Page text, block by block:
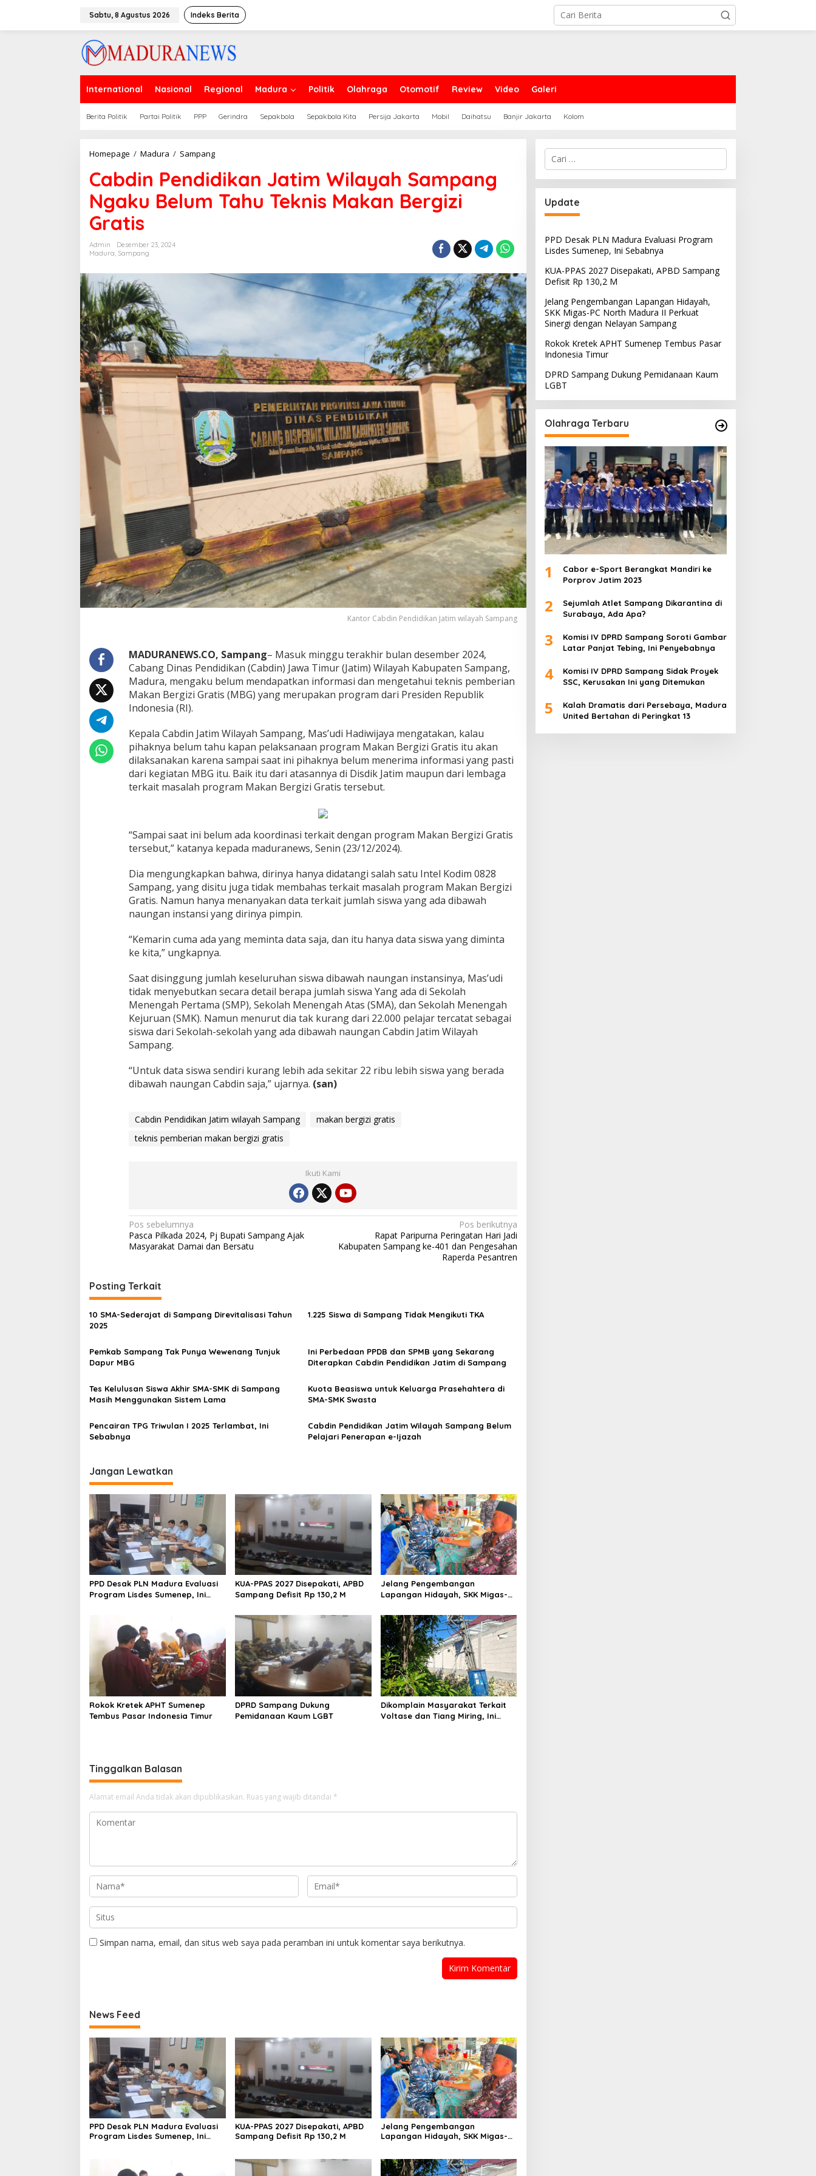
Sabtu, 8 Agustus 2026 Indeks Berita
International Nasional Regional Madura Politik Olahraga Otomotif Review Video Galeri
Berita Politik Partai Politik PPP Gerindra Sepakbola Sepakbola Kita Persija Jakarta Mobil Daihatsu Banjir Jakarta Kolom
Homepage / Madura / SampangCabdin
Jatim
Wilayah
Sampang
Ngaku
Gratis
Cabdin Pendidikan Jatim Wilayah Sampang
Ngaku Belum Tahu Teknis Makan Bergizi
Gratis
Admin
Desember 23, 2024
Madura, Sampang
Kantor Cabdin Pendidikan Jatim wilayah Sampang
MADURANEWS.CO, Sampang– Masuk minggu terakhir bulan desember 2024,
Cabang Dinas Pendidikan (Cabdin) Jawa Timur (Jatim) Wilayah Kabupaten Sampang,
Madura, mengaku belum mendapatkan informasi dan mengetahui teknis pemberian
Makan Bergizi Gratis (MBG) yang merupakan program dari Presiden Republik
Indonesia (RI).
Kepala Cabdin Jatim Wilayah Sampang, Mas’udi Hadiwijaya mengatakan, kalau
pihaknya belum tahu kapan pelaksanaan program Makan Bergizi Gratis itu akan
dilaksanakan karena sampai saat ini pihaknya belum menerima informasi yang pasti
dari kegiatan MBG itu. Baik itu dari atasannya di Disdik Jatim maupun dari lembaga
terkait masalah program Makan Bergizi Gratis tersebut.
“Sampai saat ini belum ada koordinasi terkait dengan program Makan Bergizi Gratis
tersebut,” katanya kepada maduranews, Senin (23/12/2024).
Dia mengungkapkan bahwa, dirinya hanya didatangi salah satu Intel Kodim 0828
Sampang, yang disitu juga tidak membahas terkait masalah program Makan Bergizi
Gratis. Namun hanya menanyakan data terkait jumlah siswa yang ada dibawah
naungan instansi yang dirinya pimpin.
“Kemarin cuma ada yang meminta data saja, dan itu hanya data siswa yang diminta
ke kita,” ungkapnya.
Saat disinggung jumlah keseluruhan siswa dibawah naungan instansinya, Mas’udi
tidak menyebutkan secara detail berapa jumlah siswa Yang ada di Sekolah
Menengah Pertama (SMP), Sekolah Menengah Atas (SMA), dan Sekolah Menengah
Kejuruan (SMK). Namun menurut dia tak kurang dari 22.000 pelajar tercatat sebagai
siswa dari Sekolah-sekolah yang ada dibawah naungan Cabdin Jatim Wilayah
Sampang.
“Untuk data siswa sendiri kurang lebih ada sekitar 22 ribu lebih siswa yang berada
dibawah naungan Cabdin saja,” ujarnya. (san)
Cabdin Pendidikan Jatim wilayah Sampang
makan bergizi gratis
teknis pemberian makan bergizi gratis
Ikuti Kami
Navigasi
pos
Pos sebelumnya
Pasca Pilkada 2024, Pj Bupati Sampang Ajak
Masyarakat Damai dan Bersatu
Pos berikutnya
Rapat Paripurna Peringatan Hari Jadi
Kabupaten Sampang ke-401 dan Pengesahan
Raperda Pesantren
Posting Terkait
10 SMA-Sederajat di Sampang Direvitalisasi Tahun
2025
1.225 Siswa di Sampang Tidak Mengikuti TKA
Pemkab Sampang Tak Punya Wewenang Tunjuk
Dapur MBG
Ini Perbedaan PPDB dan SPMB yang Sekarang
Diterapkan Cabdin Pendidikan Jatim di Sampang
Tes Kelulusan Siswa Akhir SMA-SMK di Sampang
Masih Menggunakan Sistem Lama
Kuota Beasiswa untuk Keluarga Prasehahtera di
SMA-SMK Swasta
Pencairan TPG Triwulan I 2025 Terlambat, Ini
Sebabnya
Cabdin Pendidikan Jatim Wilayah Sampang Belum
Pelajari Penerapan e-Ijazah
Jangan Lewatkan
PPD Desak PLN Madura Evaluasi
Program Lisdes Sumenep, Ini
KUA-PPAS 2027 Disepakati, APBD
Sampang Defisit Rp 130,2 M
Jelang Pengembangan
Lapangan Hidayah, SKK Migas-
Sinergi dengan Nelayan
Sampang
Rokok Kretek APHT Sumenep
Tembus Pasar Indonesia Timur
DPRD Sampang Dukung
Pemidanaan Kaum LGBT
Dikomplain Masyarakat Terkait
Voltase dan Tiang Miring, Ini
Tinggalkan Balasan
Alamat email Anda tidak akan dipublikasikan. Ruas yang wajib ditandai *
Simpan nama, email, dan situs web saya pada peramban ini untuk komentar saya berikutnya.
News Feed
PPD Desak PLN Madura Evaluasi
Program Lisdes Sumenep, Ini
KUA-PPAS 2027 Disepakati, APBD
Sampang Defisit Rp 130,2 M
Jelang Pengembangan
Lapangan Hidayah, SKK Migas-
Sampang
Cari
untuk:
Update
PPD Desak PLN Madura Evaluasi Program
Lisdes Sumenep, Ini Sebabnya
KUA-PPAS 2027 Disepakati, APBD Sampang
Defisit Rp 130,2 M
Jelang Pengembangan Lapangan Hidayah,
SKK Migas-PC North Madura II Perkuat
Sinergi dengan Nelayan Sampang
Rokok Kretek APHT Sumenep Tembus Pasar
Indonesia Timur
DPRD Sampang Dukung Pemidanaan Kaum
LGBT
Olahraga Terbaru
1
Cabor e-Sport Berangkat Mandiri ke
Porprov Jatim 2023
2
Sejumlah Atlet Sampang Dikarantina di
Surabaya, Ada Apa?
3
Komisi IV DPRD Sampang Soroti Gambar
Latar Panjat Tebing, Ini Penyebabnya
4
Komisi IV DPRD Sampang Sidak Proyek
SSC, Kerusakan Ini yang Ditemukan
5
Kalah Dramatis dari Persebaya, Madura
United Bertahan di Peringkat 13